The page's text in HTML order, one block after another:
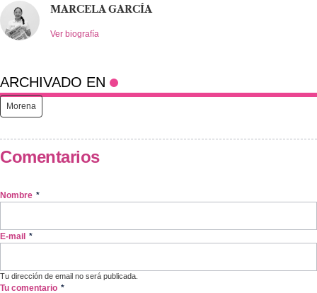
MARCELA GARCÍA
Ver biografía
ARCHIVADO EN
Morena
Comentarios
Nombre *
E-mail *
Tu dirección de email no será publicada.
Tu comentario *